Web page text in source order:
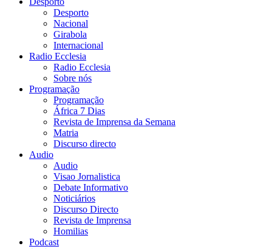
Desporto
Nacional
Girabola
Internacional
Radio Ecclesia
Radio Ecclesia
Sobre nós
Programação
Programação
África 7 Dias
Revista de Imprensa da Semana
Matria
Discurso directo
Audio
Audio
Visao Jornalistica
Debate Informativo
Noticiários
Discurso Directo
Revista de Imprensa
Homilias
Podcast